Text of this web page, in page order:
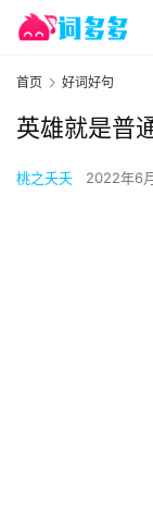
首页 好词好句
英雄就是普
桃之夭夭 2022年6